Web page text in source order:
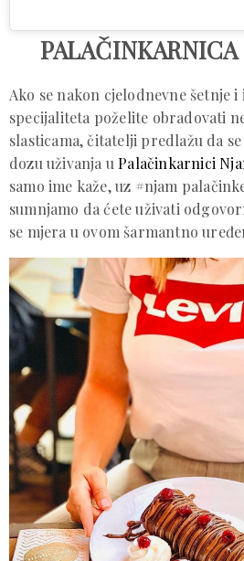
Ako se nakon cjelodnevne šetnje
specijaliteta poželite obradovati
slasticama, čitatelji predlažu da
dozu uživanja u Palačinkarnici
samo ime kaže, uz #njam
sumnjamo da ćete uživati
se mjera u ovom šarmantno